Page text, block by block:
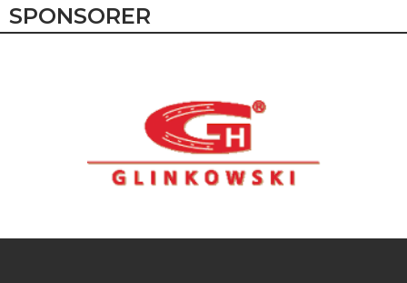
SPONSORER